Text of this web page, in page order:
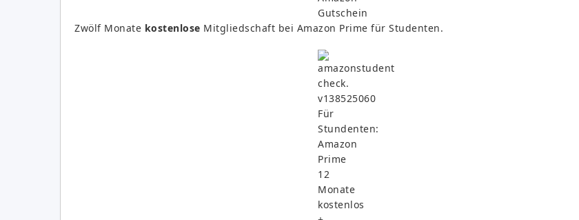
Zwölf Monate kostenlose Mitgliedschaft bei Amazon Prime für Studenten.